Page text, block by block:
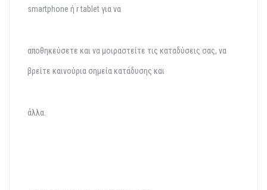
smartphone ή r tablet για να
αποθηκεύσετε και να μοιραστείτε τις καταδύσεις σας, να
βρείτε καινούρια σημεία κατάδυσης και
άλλα.